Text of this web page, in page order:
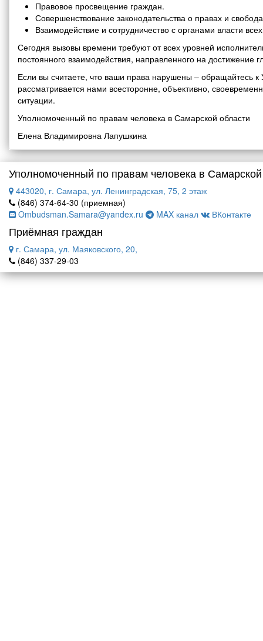
Правовое просвещение граждан.
Совершенствование законодательства о правах и
Взаимодействие и сотрудничество с органами власти
Сегодня вызовы времени требуют от всех уровней
постоянного взаимодействия, направленного на
Если вы считаете, что ваши права нарушены – обращайтесь
рассматривается нами всесторонне, объективно,
ситуации.
Уполномоченный по правам человека в Самарской области
Елена Владимировна Лапушкина
Уполномоченный по правам человека в
443020, г. Самара, ул. Ленинградская, 75, 2 этаж
(846) 374-64-30 (приемная)
Ombudsman.Samara@yandex.ru
MAX канал ВКонтакте
Приёмная граждан
г. Самара, ул. Маяковского, 20,
(846) 337-29-03